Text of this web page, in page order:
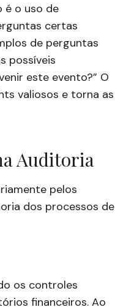
é o uso de
certas
de perguntas
possíveis
este evento?” O
valiosos e torna as
Auditoria
pelos
dos processos de
os controles
financeiros. Ao